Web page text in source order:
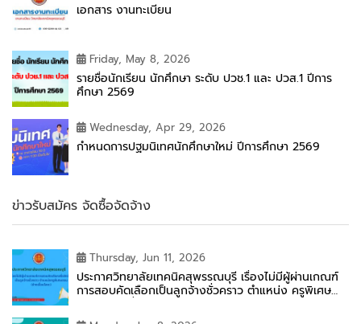
เอกสาร งานทะเบียน
Friday, May 8, 2026
รายชื่อนักเรียน นักศึกษา ระดับ ปวช.1 และ ปวส.1 ปีการ
ศึกษา 2569
Wednesday, Apr 29, 2026
กำหนดการปฐมนิเทศนักศึกษาใหม่ ปีการศึกษา 2569
ข่าวรับสมัคร จัดซื้อจัดจ้าง
Thursday, Jun 11, 2026
ประกาศวิทยาลัยเทคนิคสุพรรณบุรี เรื่องไม่มีผู้ผ่านเกณฑ์
การสอบคัดเลือกเป็นลูกจ้างชั่วคราว ตำแหน่ง ครูพิเศษ